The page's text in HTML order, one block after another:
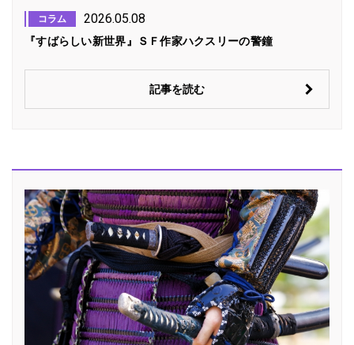
コラム 2026.05.08
『すばらしい新世界』ＳＦ作家ハクスリーの警鐘
記事を読む